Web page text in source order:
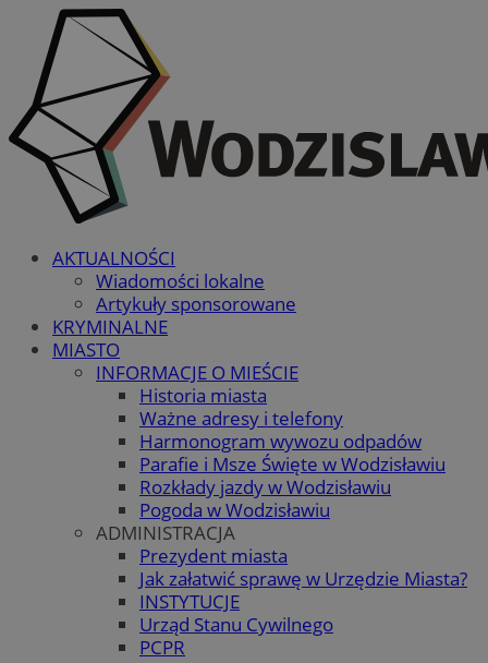
AKTUALNOŚCI
Wiadomości lokalne
Artykuły sponsorowane
KRYMINALNE
MIASTO
INFORMACJE O MIEŚCIE
Historia miasta
Ważne adresy i telefony
Harmonogram wywozu odpadów
Parafie i Msze Święte w Wodzisławiu
Rozkłady jazdy w Wodzisławiu
Pogoda w Wodzisławiu
ADMINISTRACJA
Prezydent miasta
Jak załatwić sprawę w Urzędzie Miasta?
INSTYTUCJE
Urząd Stanu Cywilnego
PCPR